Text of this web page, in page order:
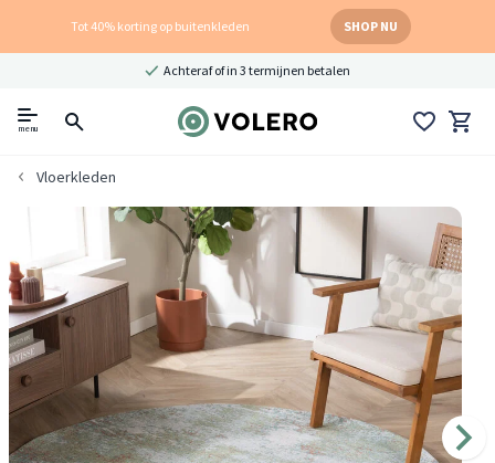
Tot 40% korting op buitenkleden SHOP NU
Achteraf of in 3 termijnen betalen
menu
Vloerkleden